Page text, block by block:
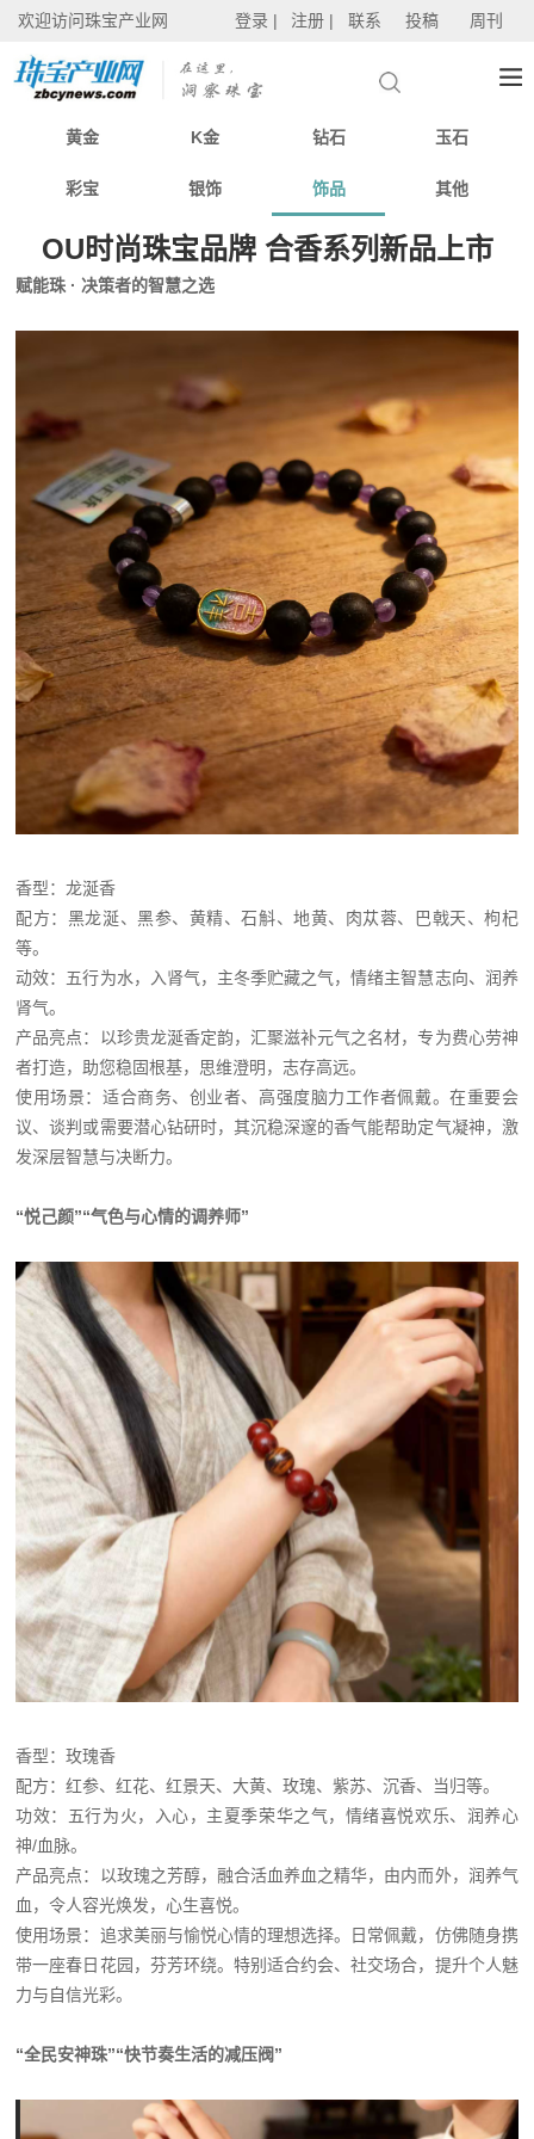
欢迎访问珠宝产业网 登录 | 注册 | 联系 投稿 周刊
黄金 K金 钻石 玉石
彩宝 银饰 饰品 其他
OU时尚珠宝品牌 合香系列新品上市
赋能珠 · 决策者的智慧之选
香型：龙涎香
配方：黑龙涎、黑参、黄精、石斛、地黄、肉苁蓉、巴戟天、枸杞
等。
动效：五行为水，入肾气，主冬季贮藏之气，情绪主智慧志向、润养
肾气。
产品亮点：以珍贵龙涎香定韵，汇聚滋补元气之名材，专为费心劳神
者打造，助您稳固根基，思维澄明，志存高远。
使用场景：适合商务、创业者、高强度脑力工作者佩戴。在重要会
议、谈判或需要潜心钻研时，其沉稳深邃的香气能帮助定气凝神，激
发深层智慧与决断力。
“悦己颜”“气色与心情的调养师”
香型：玫瑰香
配方：红参、红花、红景天、大黄、玫瑰、紫苏、沉香、当归等。
功效：五行为火，入心，主夏季荣华之气，情绪喜悦欢乐、润养心
神/血脉。
产品亮点：以玫瑰之芳醇，融合活血养血之精华，由内而外，润养气
血，令人容光焕发，心生喜悦。
使用场景：追求美丽与愉悦心情的理想选择。日常佩戴，仿佛随身携
带一座春日花园，芬芳环绕。特别适合约会、社交场合，提升个人魅
力与自信光彩。
“全民安神珠”“快节奏生活的减压阀”